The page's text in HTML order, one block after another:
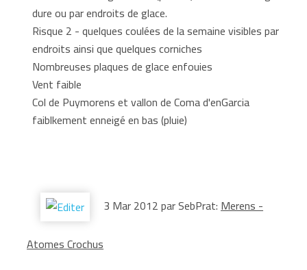
dure ou par endroits de glace.
Risque 2 - quelques coulées de la semaine visibles par
endroits ainsi que quelques corniches
Nombreuses plaques de glace enfouies
Vent faible
Col de Puymorens et vallon de Coma d'enGarcia
faiblkement enneigé en bas (pluie)
3 Mar 2012 par SebPrat:Merens -
Atomes Crochus